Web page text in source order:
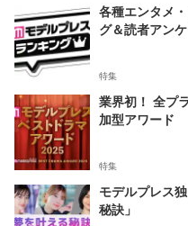
各種エンタメ
グ＆読者アン
特集
業界初！ 全プ
加型アワード
特集
モデルプレス
秘訣」